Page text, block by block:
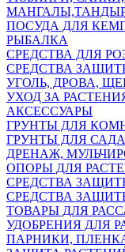
ПОСУДА ДЛЯ
РЫБАЛКА
СРЕДСТВА ДЛЯ
СРЕДСТВА
УГОЛЬ, ДРОВА,
УХОД ЗА
АКСЕССУАРЫ
ГРУНТЫ ДЛЯ
ГРУНТЫ ДЛЯ
ДРЕНАЖ,
ОПОРЫ ДЛЯ
СРЕДСТВА
СРЕДСТВА
ТОВАРЫ ДЛЯ
УДОБРЕНИЯ ДЛЯ
ПАРНИКИ,